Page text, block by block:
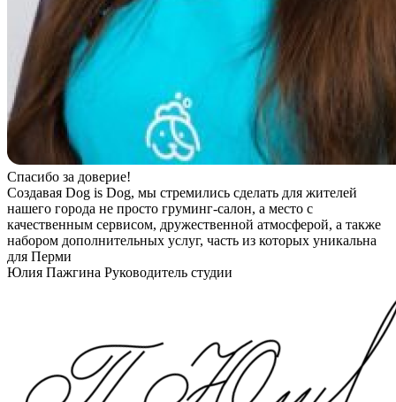
Спасибо за доверие!
Создавая Dog is Dog, мы стремились сделать для жителей
нашего города не просто груминг-салон, а место с
качественным сервисом, дружественной атмосферой, а также
набором дополнительных услуг, часть из которых уникальна
для Перми
Юлия Пажгина Руководитель студии